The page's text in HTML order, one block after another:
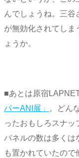
んでしょうね。三
が無効化されてしま
ょうか。
■あとは原宿
パーANI展」
。どん
ったおもしろスナッ
パネルの数は多くは
も置かれていたの